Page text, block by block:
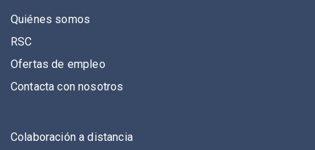
Quiénes somos
RSC
Ofertas de empleo
Contacta con nosotros
Colaboración a distancia